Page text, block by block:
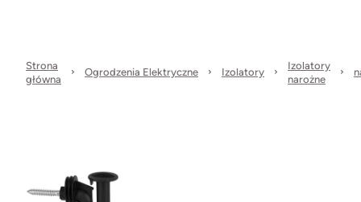
Strona
główna
Ogrodzenia Elektryczne Izolatory
Izolatory
narożne